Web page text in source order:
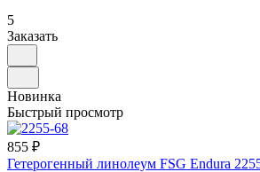
5
Заказать
Новинка
Быстрый просмотр
855 ₽
Гетерогенный линолеум FSG Endura